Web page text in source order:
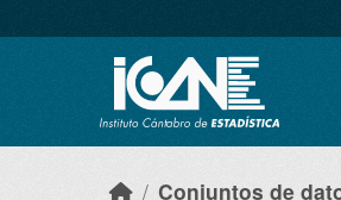
Conjuntos de